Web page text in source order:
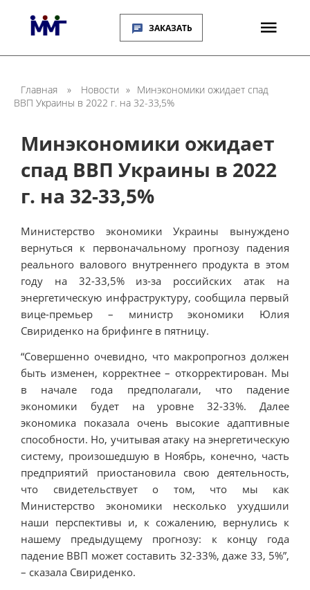
ЗАКАЗАТЬ
Главная » Новости » Минэкономики ожидает спад
ВВП Украины в 2022 г. на 32-33,5%
Минэкономики ожидает
спад ВВП Украины в 2022
г. на 32-33,5%
Министерство экономики Украины вынуждено
вернуться к первоначальному прогнозу падения
реального валового внутреннего продукта в этом
году на 32-33,5% из-за российских атак на
энергетическую инфраструктуру, сообщила первый
вице-премьер – министр экономики Юлия
Свириденко на брифинге в пятницу.
“Совершенно очевидно, что макропрогноз должен
быть изменен, корректнее – откорректирован. Мы
в начале года предполагали, что падение
экономики будет на уровне 32-33%. Далее
экономика показала очень высокие адаптивные
способности. Но, учитывая атаку на энергетическую
систему, произошедшую в Ноябрь, конечно, часть
предприятий приостановила свою деятельность,
что свидетельствует о том, что мы как
Министерство экономики несколько ухудшили
наши перспективы и, к сожалению, вернулись к
нашему предыдущему прогнозу: к концу года
падение ВВП может составить 32-33%, даже 33, 5%”,
– сказала Свириденко.